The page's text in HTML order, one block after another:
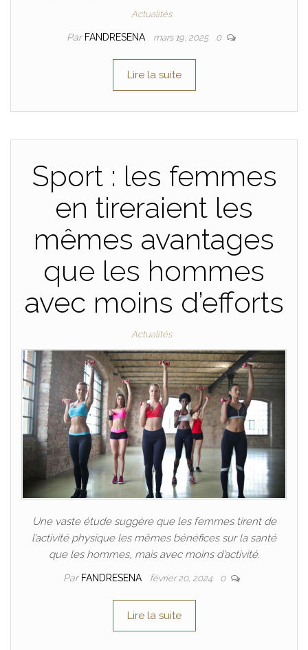
Actualités
Par FANDRESENA mars 19, 2025 0
Lire la suite
Sport : les femmes
en tireraient les
mêmes avantages
que les hommes
avec moins d’efforts
Actualités
Une vaste étude suggère que les femmes tirent de
l’activité physique les mêmes bénéfices sur la santé
que les hommes, mais avec moins d’activité.
Par FANDRESENA février 20, 2024 0
Lire la suite